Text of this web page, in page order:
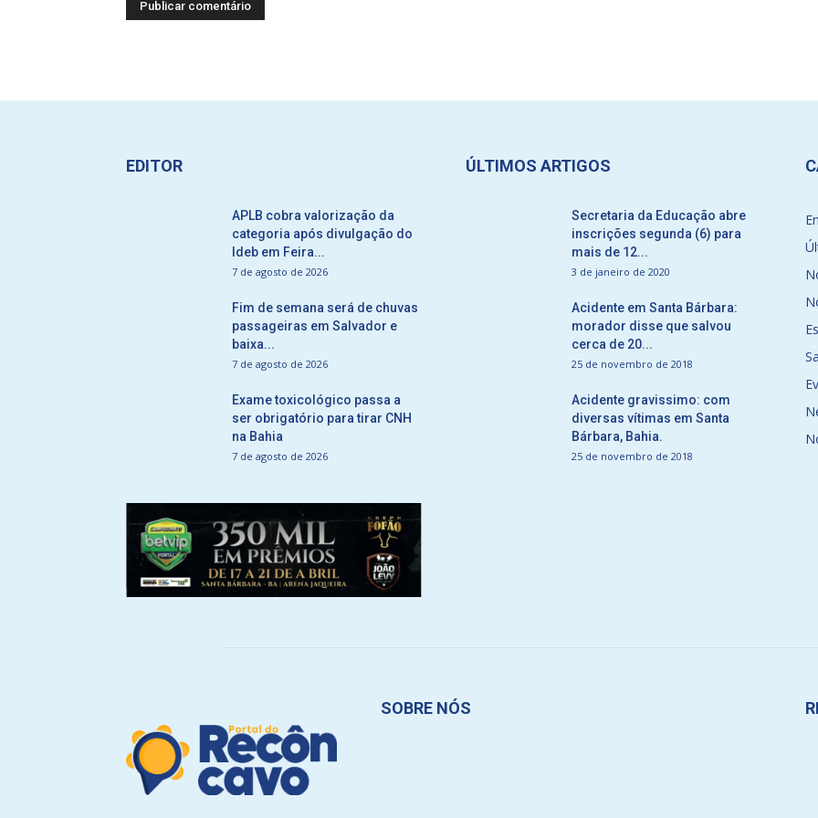
EDITOR
APLB cobra valorização da
categoria após divulgação do
Ideb em Feira...
7 de agosto de 2026
Fim de semana será de chuvas
passageiras em Salvador e
baixa...
7 de agosto de 2026
Exame toxicológico passa a
ser obrigatório para tirar CNH
na Bahia
7 de agosto de 2026
ÚLTIMOS ARTIGOS
Secretaria da Educação abre
inscrições segunda (6) para
mais de 12...
3 de janeiro de 2020
Acidente em Santa Bárbara:
morador disse que salvou
cerca de 20...
25 de novembro de 2018
Acidente gravissimo: com
diversas vítimas em Santa
Bárbara, Bahia.
25 de novembro de 2018
SOBRE NÓS